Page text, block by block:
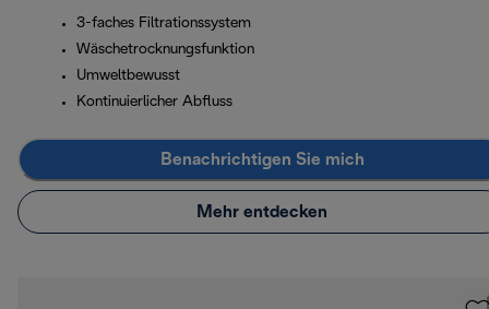
3-faches Filtrationssystem
Wäschetrocknungsfunktion
Umweltbewusst
Kontinuierlicher Abfluss
Benachrichtigen Sie mich
Mehr entdecken